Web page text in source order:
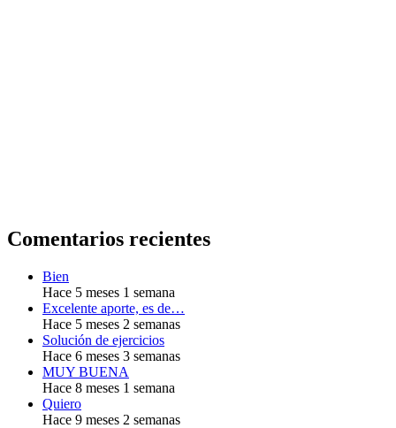
Comentarios recientes
Bien
Hace 5 meses 1 semana
Excelente aporte, es de…
Hace 5 meses 2 semanas
Solución de ejercicios
Hace 6 meses 3 semanas
MUY BUENA
Hace 8 meses 1 semana
Quiero
Hace 9 meses 2 semanas